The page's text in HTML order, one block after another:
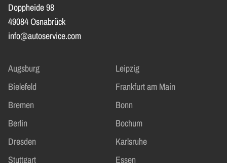
Doppheide 98
49084 Osnabrück
info@autoservice.com
Augsburg
Leipzig
Bielefeld
Frankfurt am Main
Bremen
Bonn
Berlin
Bochum
Dresden
Karlsruhe
Stuttgart
Essen